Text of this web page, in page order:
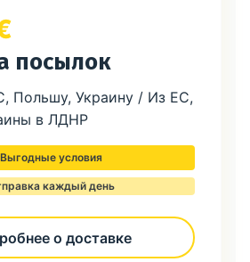
посылок
Польшу, Украину / Из ЕС,
в ЛДНР
Выгодные условия
каждый день
о доставке